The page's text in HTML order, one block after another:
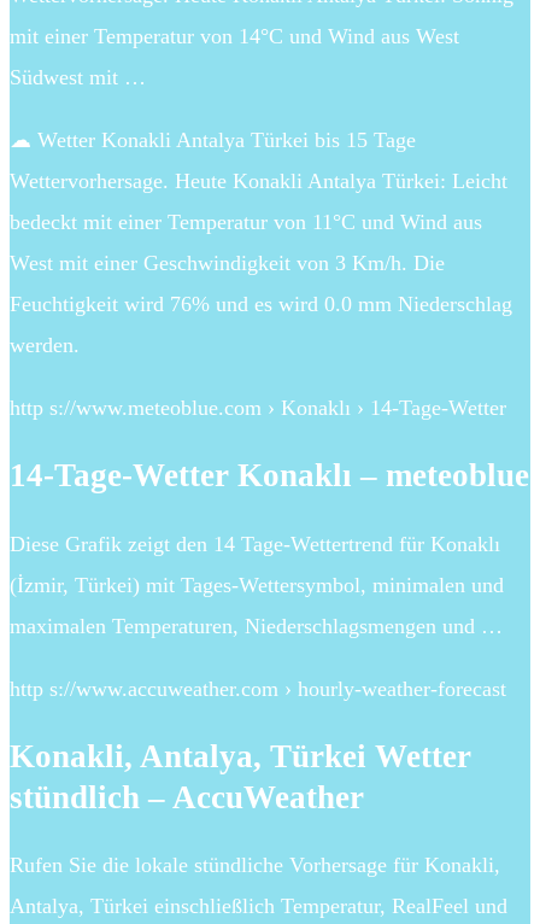
mit einer Temperatur von 14°C und Wind aus West
Südwest mit …
☁ Wetter Konakli Antalya Türkei bis 15 Tage
Wettervorhersage. Heute Konakli Antalya Türkei: Leicht
bedeckt mit einer Temperatur von 11°C und Wind aus
West mit einer Geschwindigkeit von 3 Km/h. Die
Feuchtigkeit wird 76% und es wird 0.0 mm Niederschlag
werden.
http s://www.meteoblue.com › Konaklı › 14-Tage-Wetter
14-Tage-Wetter Konaklı – meteoblue
Diese Grafik zeigt den 14 Tage-Wettertrend für Konaklı
(İzmir, Türkei) mit Tages-Wettersymbol, minimalen und
maximalen Temperaturen, Niederschlagsmengen und …
http s://www.accuweather.com › hourly-weather-forecast
Konakli, Antalya, Türkei Wetter
stündlich – AccuWeather
Rufen Sie die lokale stündliche Vorhersage für Konakli,
Antalya, Türkei einschließlich Temperatur, RealFeel und